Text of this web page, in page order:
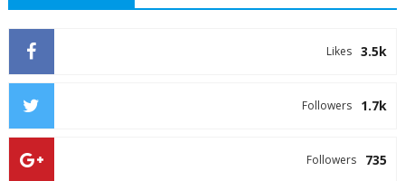
3.5k
Likes
1.7k
Followers
735
Followers